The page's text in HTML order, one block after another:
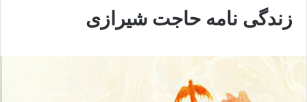
زندگی نامه حاجت شیرازی